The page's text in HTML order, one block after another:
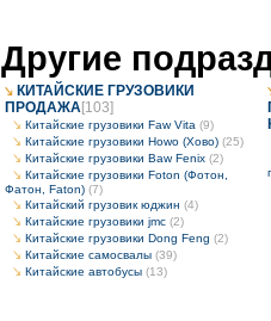
Другие
КИТАЙСКИЕ ГРУЗОВИКИ
ПРОДАЖА[103]
Китайские грузовики Faw Vita (9)
Китайские грузовики Howo (Хово) (25)
Китайские грузовики Baw Fenix (2)
Китайские грузовики Foton (Фотон,
Фатон, Faton) (7)
Китайский грузовик юджин (4)
Китайские грузовики jmc (2)
Китайские грузовики Dong Feng (2)
Китайские самосвалы (39)
Китайские автобусы (13)